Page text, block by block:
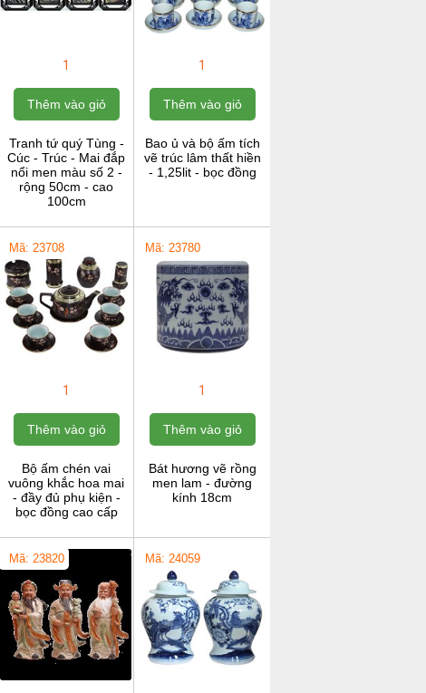
1
Thêm vào giỏ
Tranh tứ quý Tùng -
Cúc - Trúc - Mai đắp
nổi men màu số 2 -
rộng 50cm - cao
100cm
1
Thêm vào giỏ
Bao ủ và bộ ấm tích
vẽ trúc lâm thất hiền
- 1,25lit - bọc đồng
Mã: 23708
1
Thêm vào giỏ
Bộ ấm chén vai
vuông khắc hoa mai
- đầy đủ phụ kiện -
bọc đồng cao cấp
Mã: 23780
1
Thêm vào giỏ
Bát hương vẽ rồng
men lam - đường
kính 18cm
Mã: 23820 Mã: 24059